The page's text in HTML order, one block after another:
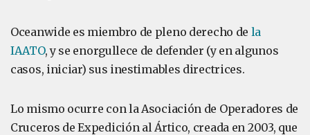
Oceanwide es miembro de pleno derecho de la
IAATO, y se enorgullece de defender (y en algunos
casos, iniciar) sus inestimables directrices.
Lo mismo ocurre con la Asociación de Operadores de
Cruceros de Expedición al Ártico, creada en 2003, que